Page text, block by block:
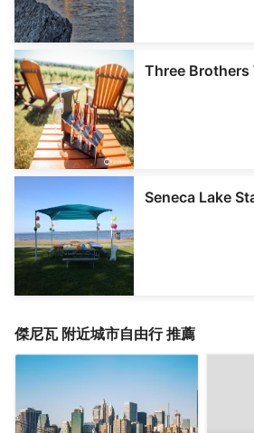
Seneca Lake
傑尼瓦附近城市自由行 推薦